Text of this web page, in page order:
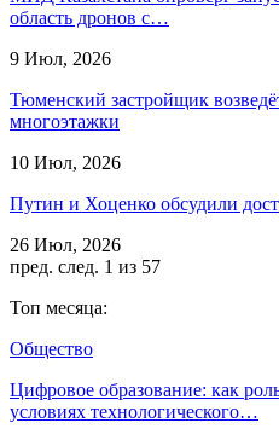
область дронов с…
9 Июл, 2026
Тюменский застройщик
многоэтажки
10 Июл, 2026
Путин и Хоценко обсудили
26 Июл, 2026
пред. след. 1 из 57
Топ месяца:
Общество
Цифровое образование: как
условиях технологического…